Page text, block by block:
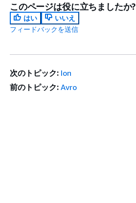
このページは役に立ちましたか?
はい
いいえ
フィードバックを送信
次のトピック: Ion
前のトピック: Avro